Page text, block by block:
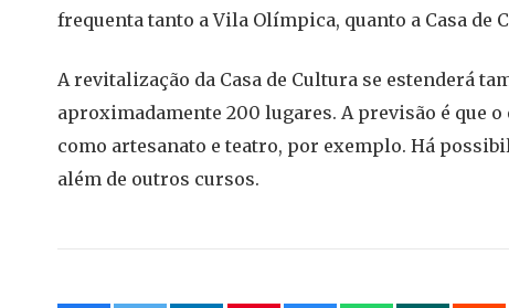
frequenta tanto a Vila Olímpica, quanto a Casa de
A revitalização da Casa de Cultura se estenderá
aproximadamente 200 lugares. A previsão é que
como artesanato e teatro, por exemplo. Há
além de outros cursos.